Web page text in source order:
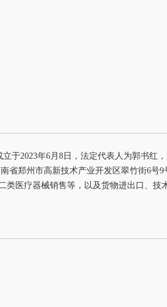
于2023年6月8日，法定代表人为郭书红
省郑州市高新技术产业开发区翠竹街6号
类医疗器械销售等，以及货物进出口、技